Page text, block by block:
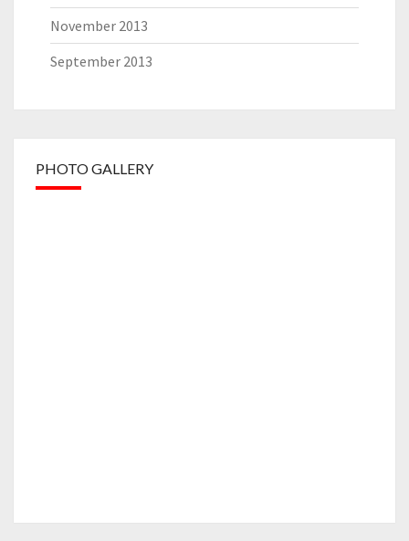
November 2013
September 2013
PHOTO GALLERY